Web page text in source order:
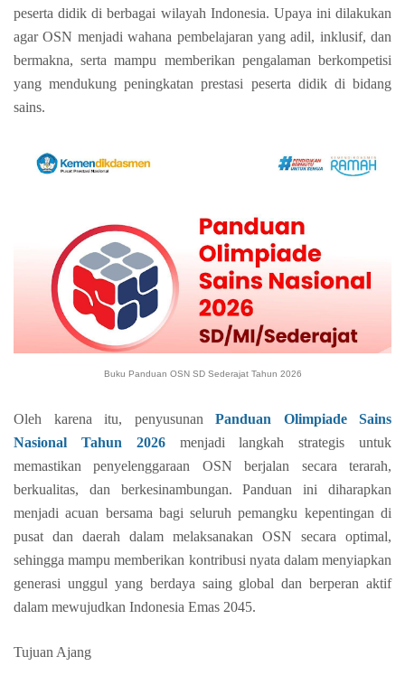
peserta didik di berbagai wilayah Indonesia. Upaya ini dilakukan
agar OSN menjadi wahana pembelajaran yang adil, inklusif, dan
bermakna, serta mampu memberikan pengalaman berkompetisi
yang mendukung peningkatan prestasi peserta didik di bidang
sains.
Buku Panduan OSN SD Sederajat Tahun 2026
Oleh karena itu, penyusunan Panduan Olimpiade Sains
Nasional Tahun 2026menjadi langkah strategis untuk
memastikan penyelenggaraan OSN berjalan secara terarah,
berkualitas, dan berkesinambungan. Panduan ini diharapkan
menjadi acuan bersama bagi seluruh pemangku kepentingan di
pusat dan daerah dalam melaksanakan OSN secara optimal,
sehingga mampu memberikan kontribusi nyata dalam menyiapkan
generasi unggul yang berdaya saing global dan berperan aktif
dalam mewujudkan Indonesia Emas 2045.
Tujuan Ajang